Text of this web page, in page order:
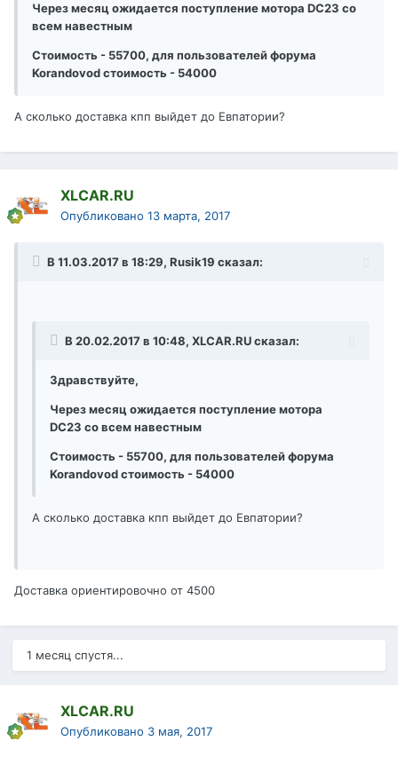
Через месяц ожидается поступление мотора DC23 со
всем навестным
Стоимость - 55700, для пользователей форума
Korandovod стоимость - 54000
А сколько доставка кпп выйдет до Евпатории?
XLCAR.RU
Опубликовано 13 марта, 2017
В 11.03.2017 в 18:29, Rusik19 сказал:
В 20.02.2017 в 10:48, XLCAR.RU сказал:
Здравствуйте,
Через месяц ожидается поступление мотора
DC23 со всем навестным
Стоимость - 55700, для пользователей форума
Korandovod стоимость - 54000
А сколько доставка кпп выйдет до Евпатории?
Доставка ориентировочно от 4500
1 месяц спустя...
XLCAR.RU
Опубликовано 3 мая, 2017